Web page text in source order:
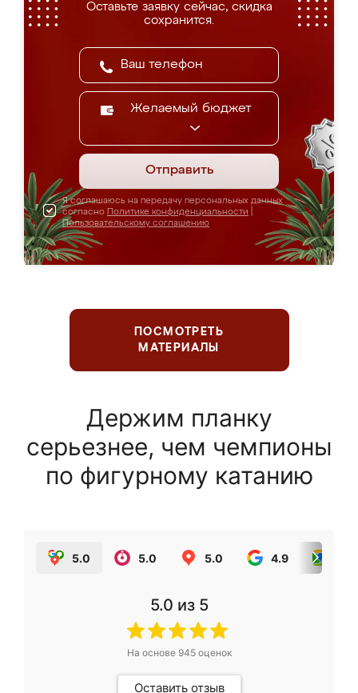
Оставьте заявку сейчас, скидка
сохранится.
Желаемый бюджет
Отправить
Я соглашаюсь на передачу персональных данных
согласно Политике конфиденциальности
Пользовательскому соглашению
ПОСМОТРЕТЬ
МАТЕРИАЛЫ
Держим планку
серьезнее, чем чемпионы
по фигурному катанию
5.0 5.0 5.0 4.9
5.0 из 5
На основе 945оценок
Оставить отзыв